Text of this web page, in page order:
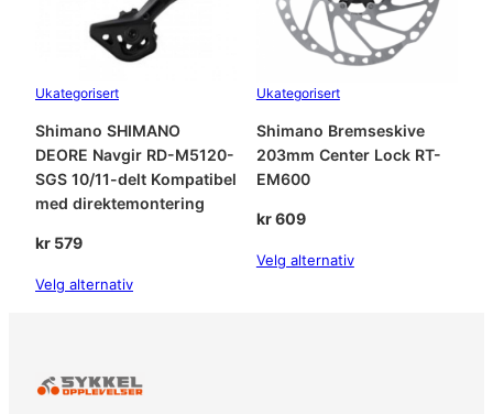
k
v
F
-
8
a
Ukategorisert
Shimano SHIMANO
DEORE Navgir RD-M5120-
SGS 10/11-delt Kompatibel
med direktemontering
kr 579
Velg alternativ
Ukategorisert
Shimano Bremseskive
203mm Center Lock RT-
EM600
kr609
Velg alternativ